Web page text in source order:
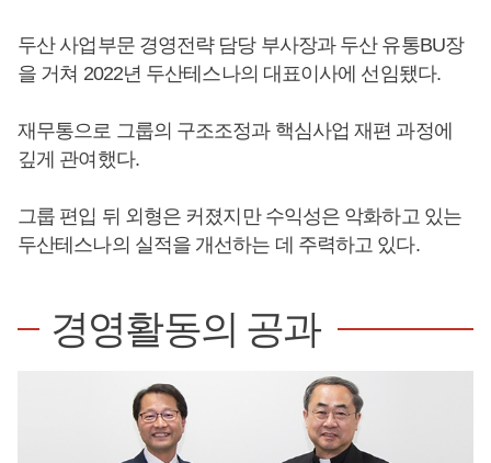
두산 사업부문 경영전략 담당 부사장과 두산 유통BU장
을 거쳐 2022년 두산테스나의 대표이사에 선임됐다.
재무통으로 그룹의 구조조정과 핵심사업 재편 과정에
깊게 관여했다.
그룹 편입 뒤 외형은 커졌지만 수익성은 악화하고 있는
두산테스나의 실적을 개선하는 데 주력하고 있다.
경영활동의 공과